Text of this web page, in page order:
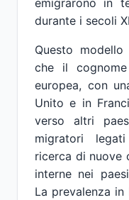
emigrarono in
durante i secoli
Questo
che il
europea, con
Unito e in
verso altri
migratori
ricerca di nuove
interne nei
La prevalenza